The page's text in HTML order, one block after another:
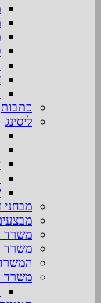
כתבות
ליסינג
מבחני
משרד
משרד
משרד